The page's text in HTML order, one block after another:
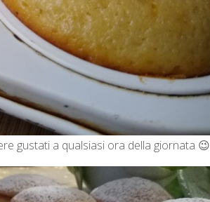
gustati a qualsiasi ora della giornata 😉